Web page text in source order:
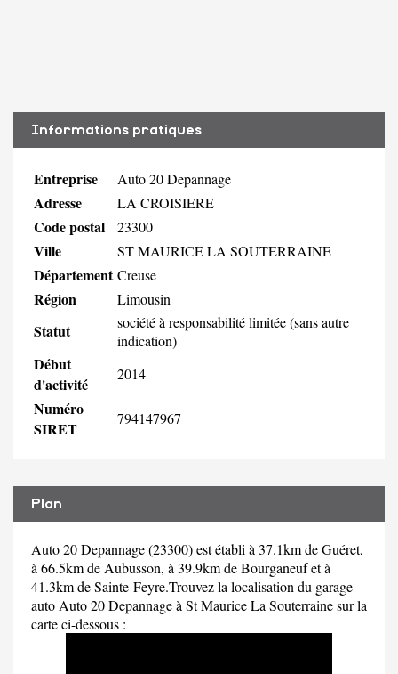
Informations pratiques
Entreprise Auto 20 Depannage
Adresse LA CROISIERE
Code postal 23300
Ville ST MAURICE LA SOUTERRAINE
Département Creuse
Région Limousin
Statut
société à responsabilité limitée (sans autre
indication)
Début
d'activité
2014
Numéro
SIRET
794147967
Plan
Auto 20 Depannage (23300) est établi à 37.1km de Guéret,
à 66.5km de Aubusson, à 39.9km de Bourganeuf et à
41.3km de Sainte-Feyre.Trouvez la localisation du garage
auto Auto 20 Depannage à St Maurice La Souterraine sur la
carte ci-dessous :